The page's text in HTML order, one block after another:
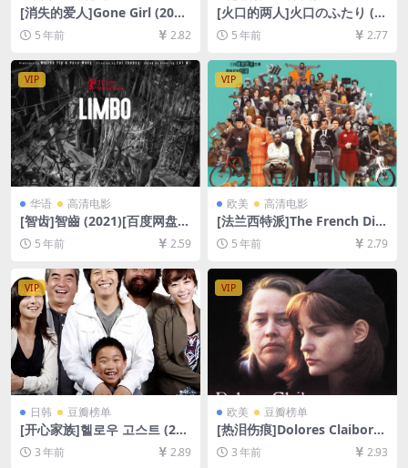
[消失的爱人]Gone Girl (201
4)[百度网盘+迅雷云盘资源10
80P超清未删减][MP4/9.5GB]
[中英字幕]
5 年前 2.82
[火口的两人]火口のふたり (2
019)[百度网盘+迅雷云盘资源
1080P超清][MP4/6.3GB][日
语中字]【手机在线无法观看，
请下载防和谐压缩包（含解压
密码）】
5 年前 2.77
VIP
华语 高清电影
[智齿]智齒 (2021)[百度网盘
+迅雷云盘资源1080P超清未
删减][MP4/6.9GB][粤语中字]
5 年前 2.59
VIP
欧美 高清电影
[法兰西特派]The French Dis
patch (2021)[百度网盘+迅雷
云盘资源1080P超清未删减]
[MP4/6.7GB][原声中字]
5 年前 2.79
VIP
日韩 豆瓣榜单
[开心家族]헬로우 고스트 (201
0)[百度网盘+夸克网盘1080P
超清未删减资源][网盘在线播
3 年前 2.89
VIP
欧美 豆瓣榜单
[热泪伤痕]Dolores Claiborn
e (1995)[百度网盘+夸克网盘1
080P超清未删减资源][网盘在
3 年前 2.93